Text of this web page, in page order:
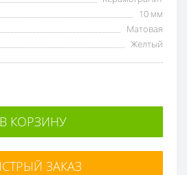
10 мм
Матовая
Желтый
В КОРЗИНУ
ЗАКАЗ